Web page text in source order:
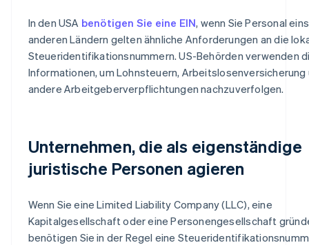
In den USA benötigen Sie eine EIN, wenn Sie Personal
anderen Ländern gelten ähnliche Anforderungen an die
Steueridentifikationsnummern. US-Behörden verwenden
Informationen, um Lohnsteuern, Arbeitslosenversicherung
andere Arbeitgeberverpflichtungen nachzuverfolgen.
Unternehmen, die als eigenständige
juristische Personen agieren
Wenn Sie eine Limited Liability Company (LLC), eine
Kapitalgesellschaft oder eine Personengesellschaft
benötigen Sie in der Regel eine